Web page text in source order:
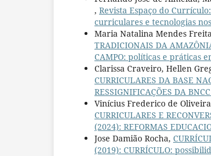
, Revista Espaço do Currículo:
curriculares e tecnologias
Maria Natalina Mendes
TRADICIONAIS DA
CAMPO: políticas e práticas
Clarissa Craveiro, Hellen
CURRICULARES DA BASE
RESSIGNIFICAÇÕES DA
Vinícius Frederico de
CURRICULARES E
(2024): REFORMAS
Jose Damião Rocha,
(2019): CURRÍCULO: